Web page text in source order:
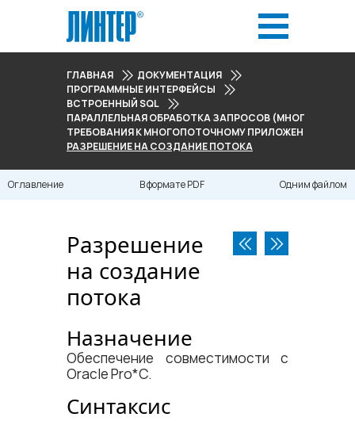
ГЛАВНАЯ
ДОКУМЕНТАЦИЯ
ПРОГРАММНЫЕ ИНТЕРФЕЙСЫ
ВСТРОЕННЫЙ SQL
ПАРАЛЛЕЛЬНАЯ ОБРАБОТКА ЗАПРОСОВ
ТРЕБОВАНИЯ К МНОГОПОТОЧНОМУ ПРИЛОЖЕНИЮ
РАЗРЕШЕНИЕ НА СОЗДАНИЕ ПОТОКА
Оглавление В формате PDF Одним файлом
Разрешение
на создание
потока
Назначение
Обеспечение совместимости с
Oracle Pro*C.
Синтаксис